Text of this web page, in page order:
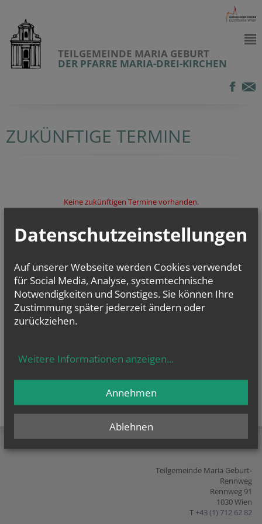
TEILGEMEINDE MARIA GEBURT
DER PFARRE MARIA-DREI-KIRCHEN
ZUKÜNFTIGE TERMINE
Keine zukünftigen Termine vorhanden.
vorherige
Teilgemeinde Maria Geburt-
Rennweg
Rennweg 91
1030 Wien
T +43 (1) 712 62 82
Datenschutzeinstellungen
Auf unserer Webseite werden Cookies verwendet
für Social Media, Analyse, systemtechnische
Notwendigkeiten und Sonstiges. Sie können Ihre
Zustimmung später jederzeit ändern oder
zurückziehen.
Weitere Informationen anzeigen...
Ablehnen
Annehmen